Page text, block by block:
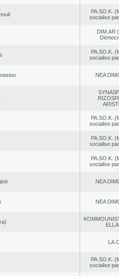
PA.SO.K.
socialise
DIM.AR
PA.SO.K.
socialise
NEA
PA.SO.K.
socialise
PA.SO.K.
socialise
PA.SO.K.
socialise
NEA
NEA
PA.SO.K.
socialise